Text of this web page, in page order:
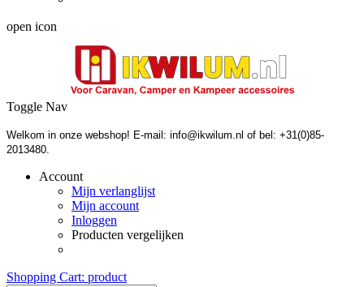
open icon
Toggle Nav
Welkom in onze webshop! E-mail: info@ikwilum.nl of bel: +31(0)85-
2013480.
Account
Mijn verlanglijst
Mijn account
Inloggen
Producten vergelijken
Shopping Cart: product